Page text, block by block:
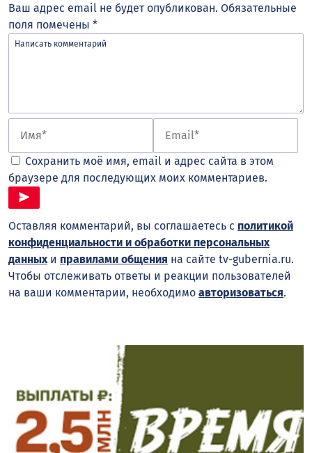
Ваш адрес email не будет опубликован. Обязательные
поля помечены *
Сохранить моё имя, email и адрес сайта в этом
браузере для последующих моих комментариев.
Оставляя комментарий, вы соглашаетесь с политикой
конфиденциальности и обработки персональных
данных и правилами общения на сайте tv-gubernia.ru.
Чтобы отслеживать ответы и реакции пользователей
на ваши комментарии, необходимо авторизоваться.